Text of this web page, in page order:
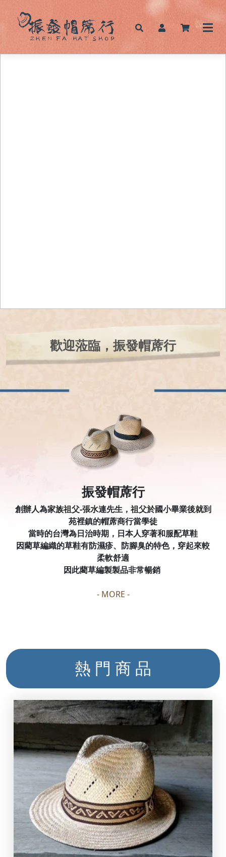
歡迎蒞臨，振發帽蓆行
振發帽蓆行
創辦人為家族祖父-張水連先生，祖父於國小畢業後就到
苑裡鎮的帽蓆商行當學徒
當時的台灣為日治時期，日本人穿著和服配草鞋
因藺草編織的草鞋有防濕疹、防腳臭的特色，穿起來較
柔軟舒適
因此藺草編製製品非常暢銷
- MORE -
熱 門 商 品